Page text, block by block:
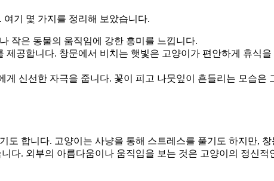
기 몇 가지를 정리해 보았습니다.
작은 동물의 움직임에 강한 흥미를 느낍니다.
공합니다. 창문에서 비치는 햇빛은 고양이가 편안하게 휴식을
신선한 자극을 줍니다. 꽃이 피고 나뭇잎이 흔들리는 모습은
도 합니다. 고양이는 사냥을 통해 스트레스를 풀기도 하지만, 창
다. 외부의 아름다움이나 움직임을 보는 것은 고양이의 정신적